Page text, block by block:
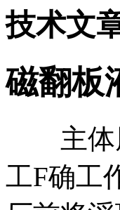
技术文
磁翻板
主体周
工F确工